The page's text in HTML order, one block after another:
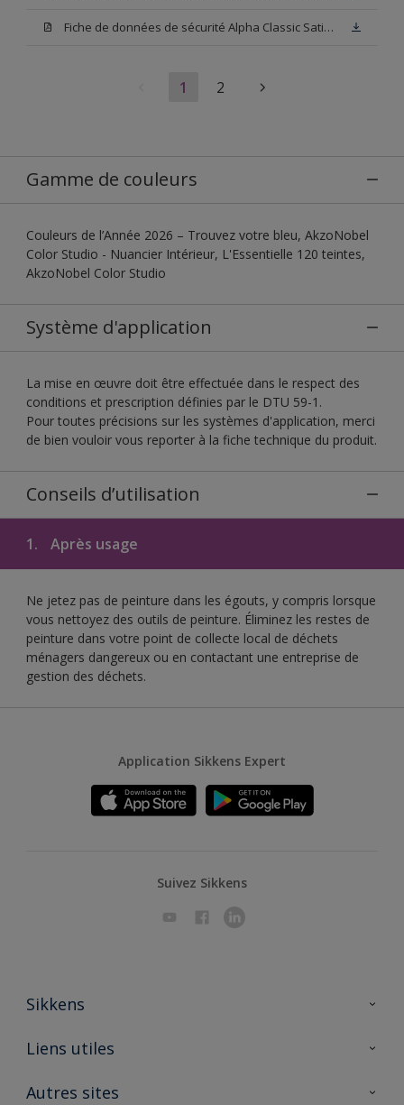
Fiche de données de sécurité Alpha Classic Satin Base N00
1 2
Gamme de couleurs
Couleurs de l’Année 2026 – Trouvez votre bleu, AkzoNobel
Color Studio - Nuancier Intérieur, L'Essentielle 120 teintes,
AkzoNobel Color Studio
Système d'application
La mise en œuvre doit être effectuée dans le respect des
conditions et prescription définies par le DTU 59-1.
Pour toutes précisions sur les systèmes d'application, merci
de bien vouloir vous reporter à la fiche technique du produit.
Conseils d’utilisation
1. Après usage
Ne jetez pas de peinture dans les égouts, y compris lorsque
vous nettoyez des outils de peinture. Éliminez les restes de
peinture dans votre point de collecte local de déchets
ménagers dangereux ou en contactant une entreprise de
gestion des déchets.
Application Sikkens Expert
Suivez Sikkens
Sikkens
A propos de Sikkens
Liens utiles
Ouvrir un magasin PASS
Autres sites